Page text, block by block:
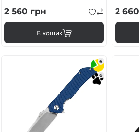
2 560 грн
В кошик
2 660
6
6